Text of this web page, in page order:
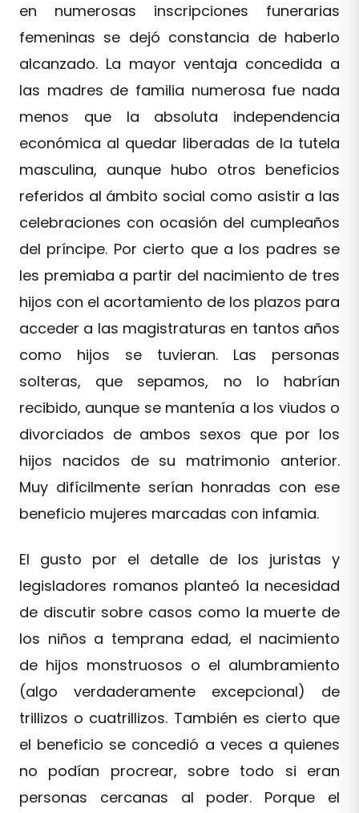
en numerosas inscripciones funerarias
femeninas se dejó constancia de haberlo
alcanzado. La mayor ventaja concedida a
las madres de familia numerosa fue nada
menos que la absoluta independencia
económica al quedar liberadas de la tutela
masculina, aunque hubo otros beneficios
referidos al ámbito social como asistir a las
celebraciones con ocasión del cumpleaños
del príncipe. Por cierto que a los padres se
les premiaba a partir del nacimiento de tres
hijos con el acortamiento de los plazos para
acceder a las magistraturas en tantos años
como hijos se tuvieran. Las personas
solteras, que sepamos, no lo habrían
recibido, aunque se mantenía a los viudos o
divorciados de ambos sexos que por los
hijos nacidos de su matrimonio anterior.
Muy difícilmente serían honradas con ese
beneficio mujeres marcadas con infamia.
El gusto por el detalle de los juristas y
legisladores romanos planteó la necesidad
de discutir sobre casos como la muerte de
los niños a temprana edad, el nacimiento
de hijos monstruosos o el alumbramiento
(algo verdaderamente excepcional) de
trillizos o cuatrillizos. También es cierto que
el beneficio se concedió a veces a quienes
no podían procrear, sobre todo si eran
personas cercanas al poder. Porque el